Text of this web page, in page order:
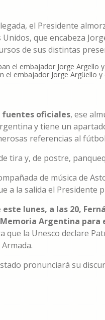
el Presidente
Unidos, que encabeza
de sus distintas
el embajador Jorge Argüello
fuentes oficiales, ese
y tiene un
referencias al
tira y, de postre,
de música de
a la salida el Presidente
lunes, a las 20,
Argentina para
la Unesco declare
pronunciará su